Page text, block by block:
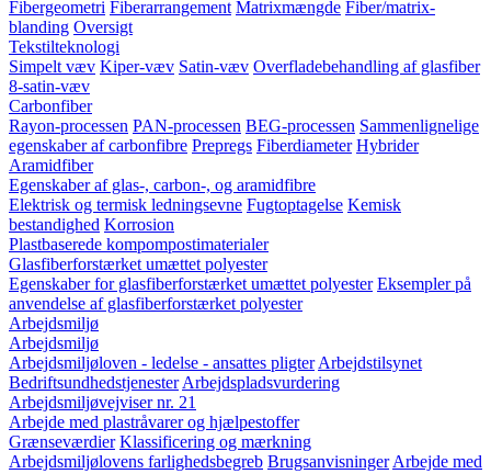
Fibergeometri Fiberarrangement Matrixmængde Fiber/matrix-
blanding Oversigt
Tekstilteknologi
Simpelt væv Kiper-væv Satin-væv Overfladebehandling af glasfiber
8-satin-væv
Carbonfiber
Rayon-processen PAN-processen BEG-processen Sammenlignelige
egenskaber af carbonfibre Prepregs Fiberdiameter Hybrider
Aramidfiber
Egenskaber af glas-, carbon-, og aramidfibre
Elektrisk og termisk ledningsevne Fugtoptagelse Kemisk
bestandighed Korrosion
Plastbaserede kompompostimaterialer
Glasfiberforstærket umættet polyester
Egenskaber for glasfiberforstærket umættet polyester Eksempler på
anvendelse af glasfiberforstærket polyester
Arbejdsmiljø
Arbejdsmiljø
Arbejdsmiljøloven - ledelse - ansattes pligter Arbejdstilsynet
Bedriftsundhedstjenester Arbejdspladsvurdering
Arbejdsmiljøvejviser nr. 21
Arbejde med plastråvarer og hjælpestoffer
Grænseværdier Klassificering og mærkning
Arbejdsmiljølovens farlighedsbegreb Brugsanvisninger Arbejde med